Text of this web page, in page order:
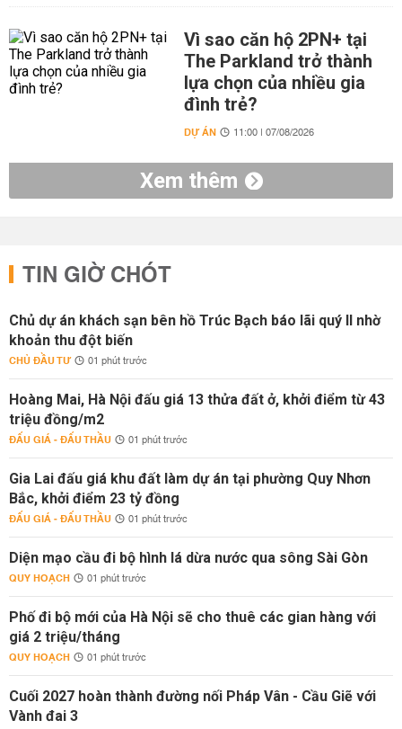
Vì sao căn hộ 2PN+ tại
The Parkland trở thành
lựa chọn của nhiều gia
đình trẻ?
DỰ ÁN 11:00 | 07/08/2026
Xem thêm
TIN GIỜ CHÓT
Chủ dự án khách sạn bên hồ Trúc Bạch báo lãi quý II nhờ
khoản thu đột biến
CHỦ ĐẦU TƯ 01 phút trước
Hoàng Mai, Hà Nội đấu giá 13 thửa đất ở, khởi điểm từ 43
triệu đồng/m2
ĐẤU GIÁ - ĐẤU THẦU 01 phút trước
Gia Lai đấu giá khu đất làm dự án tại phường Quy Nhơn
Bắc, khởi điểm 23 tỷ đồng
ĐẤU GIÁ - ĐẤU THẦU 01 phút trước
Diện mạo cầu đi bộ hình lá dừa nước qua sông Sài Gòn
QUY HOẠCH 01 phút trước
Phố đi bộ mới của Hà Nội sẽ cho thuê các gian hàng với
giá 2 triệu/tháng
QUY HOẠCH 01 phút trước
Cuối 2027 hoàn thành đường nối Pháp Vân - Cầu Giẽ với
Vành đai 3